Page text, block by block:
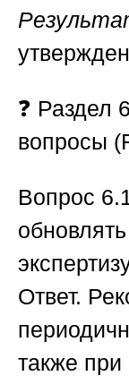
❓ Раздел
вопросы
Вопрос
Ответ.
также при